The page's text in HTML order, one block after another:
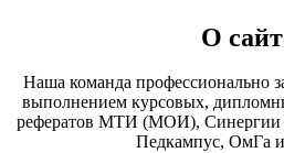
О
Наша команда профессионально
выполнением курсовых,
рефератов МТИ (МОИ),
Педкампус, ОмГа и